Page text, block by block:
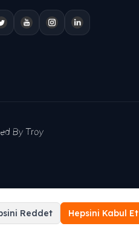
Reddet Hepsini Kabul Et